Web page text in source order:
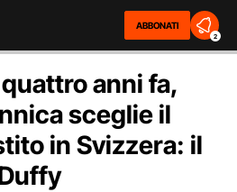
ABBONATI
2
anni fa,
sceglie il
in Svizzera: il